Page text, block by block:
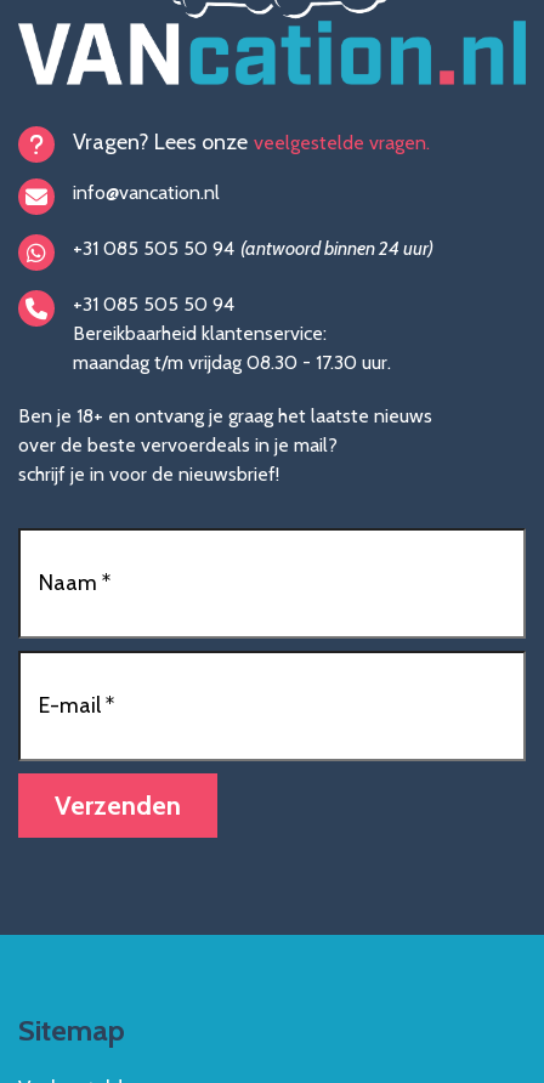
Vragen? Lees onze veelgestelde vragen.
info@vancation.nl
+31 085 505 50 94 (antwoord binnen 24 uur)
+31 085 505 50 94
Bereikbaarheid klantenservice:
maandag t/m vrijdag 08.30 - 17.30 uur.
Ben je 18+ en ontvang je graag het laatste nieuws
over de beste vervoerdeals in je mail?
schrijf je in voor de nieuwsbrief!
mailadres(Vereist)
Sitemap